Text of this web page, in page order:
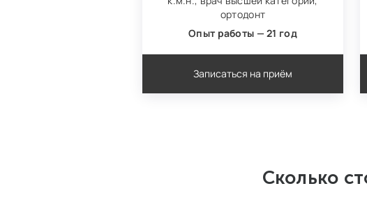
ортодонт
Опыт работы — 21 год
Записаться на приём
Сколько